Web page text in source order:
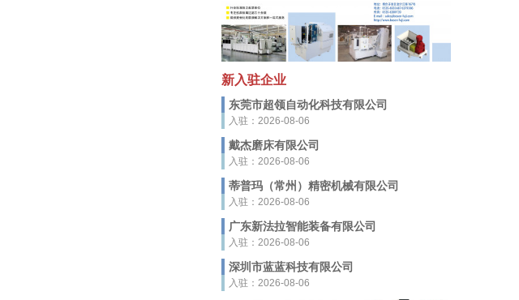
新入驻企业
东莞市超领自动化科技有限公司
入驻：2026-08-06
戴杰磨床有限公司
入驻：2026-08-06
蒂普玛（常州）精密机械有限公司
入驻：2026-08-06
广东新法拉智能装备有限公司
入驻：2026-08-06
深圳市蓝蓝科技有限公司
入驻：2026-08-06